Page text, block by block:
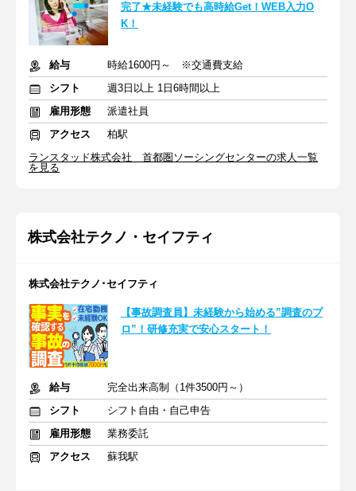
完了★未経験でも高時給Get！WEB入力O
K！
給与
時給1600円～ ※交通費支給
シフト
週3日以上 1日6時間以上
雇用形態
派遣社員
アクセス
柏駅
ランスタッド株式会社 首都圏ソーシングセンターの求人一覧
を見る
株式会社テクノ・セイフティ
株式会社テクノ･セイフティ
【事故調査員】未経験から始める”調査のプ
ロ”！研修充実で安心スタート！
給与
完全出来高制（1件3500円～）
シフト
シフト自由・自己申告
雇用形態
業務委託
アクセス
蘇我駅